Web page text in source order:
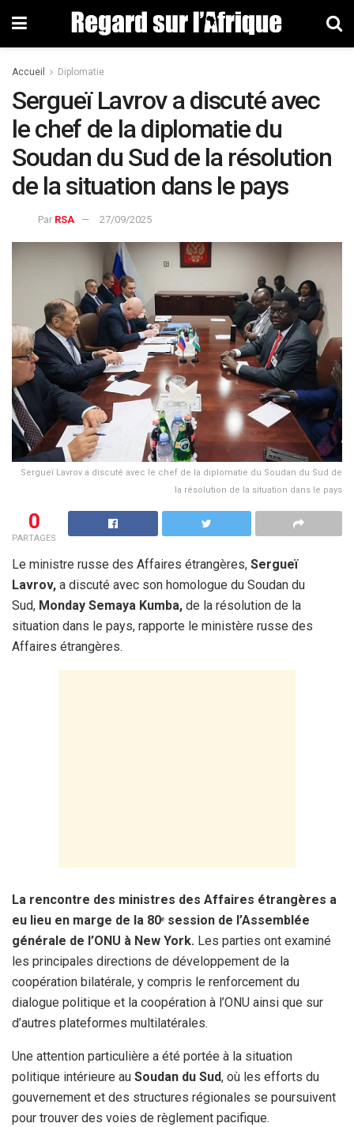
Accueil Diplomatie
Sergueï Lavrov a discuté avec
le chef de la diplomatie du
Soudan du Sud de la résolution
de la situation dans le pays
Par RSA 27/09/2025
Sergueï Lavrov a discuté avec le chef de la diplomatie du Soudan du Sud de
la résolution de la situation dans le pays
0
PARTAGES
Le ministre russe des Affaires étrangères, Sergueï
Lavrov, a discuté avec son homologue du Soudan du
Sud, Monday Semaya Kumba, de la résolution de la
situation dans le pays, rapporte le ministère russe des
Affaires étrangères.
La rencontre des ministres des Affaires étrangères a
eu lieu en marge de la 80ᵉ session de l’Assemblée
générale de l’ONU à New York. Les parties ont examiné
les principales directions de développement de la
coopération bilatérale, y compris le renforcement du
dialogue politique et la coopération à l’ONU ainsi que sur
d’autres plateformes multilatérales.
Une attention particulière a été portée à la situation
politique intérieure au Soudan du Sud, où les efforts du
gouvernement et des structures régionales se poursuivent
pour trouver des voies de règlement pacifique.